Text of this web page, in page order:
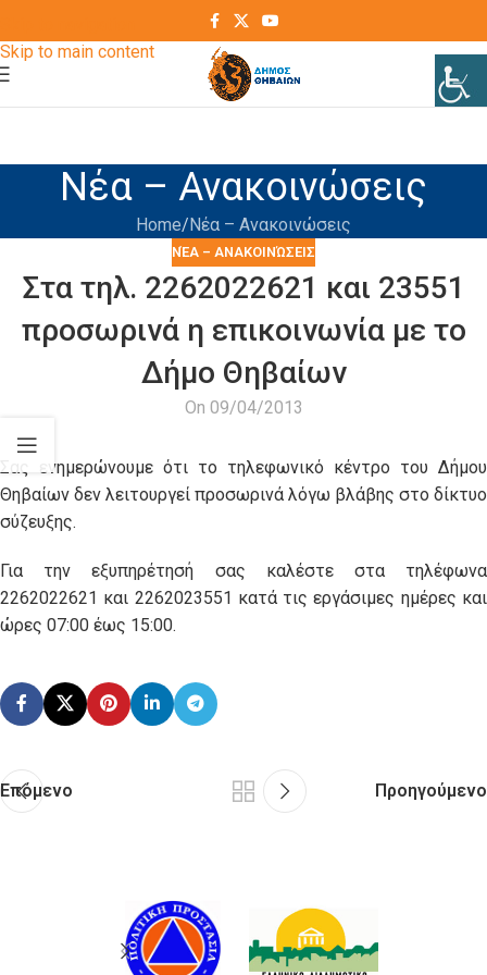
Skip to main content
Νέα – Ανακοινώσεις
Home Νέα – Ανακοινώσεις
ΝΈΑ – ΑΝΑΚΟΙΝΏΣΕΙΣ
Στα τηλ. 2262022621 και 23551
προσωρινά η επικοινωνία με το
Δήμο Θηβαίων
On 09/04/2013
Σας ενημερώνουμε ότι το τηλεφωνικό κέντρο του Δήμου
Θηβαίων δεν λειτουργεί προσωρινά λόγω βλάβης στο δίκτυο
σύζευξης.
Για την εξυπηρέτησή σας καλέστε στα τηλέφωνα
2262022621 και 2262023551 κατά τις εργάσιμες ημέρες και
ώρες 07:00 έως 15:00.
Επόμενο Προηγούμενο